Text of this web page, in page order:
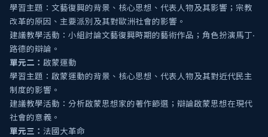
學習主題：文藝復興的背景、核心思想、代表人物及其影響；宗教
改革的原因、主要派別及其對歐洲社會的影響。
建議教學活動：小組討論文藝復興時期的藝術作品；角色扮演馬丁·
路德的辯論。
單元二： 啟蒙運動
學習主題：啟蒙運動的背景、核心思想、代表人物及其對近代民主
制度的影響。
建議教學活動：分析啟蒙思想家的著作節選；辯論啟蒙思想在現代
社會的意義。
單元三： 法國大革命